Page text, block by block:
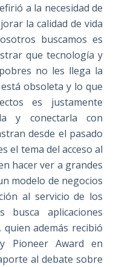
a la necesidad de
la calidad de vida
buscamos es
que tecnología y
no les llega la
obsoleta y lo que
es justamente
y conectarla con
desde el pasado
el tema del acceso al
hacer ver a grandes
modelo de negocios
al servicio de los
busca aplicaciones
quien además recibió
Pioneer Award en
al debate sobre